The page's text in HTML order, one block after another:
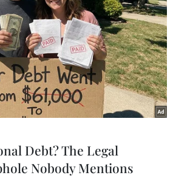
ngân sách quốc phòng
Debt? The Legal
Nobody Mentions